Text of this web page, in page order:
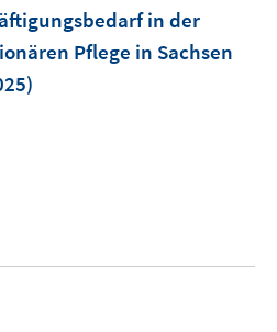
in der
Pflege in Sachsen